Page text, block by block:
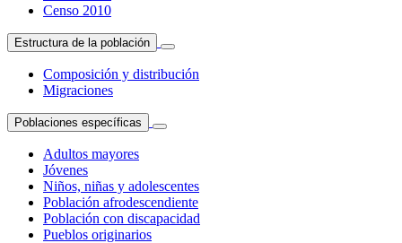
Censo 2010
Estructura de la población
Composición y distribución
Migraciones
Poblaciones específicas
Adultos mayores
Jóvenes
Niños, niñas y adolescentes
Población afrodescendiente
Población con discapacidad
Pueblos originarios